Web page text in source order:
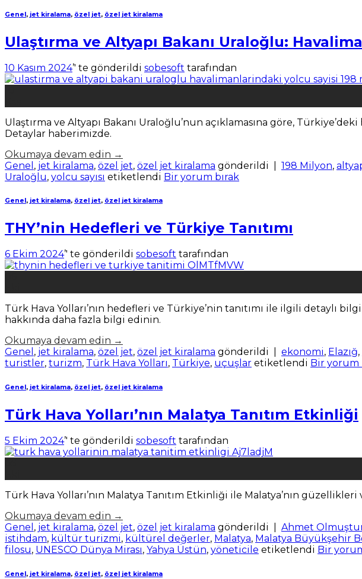
Genel, jet kiralama, özel jet, özel jet kiralama
Ulaştırma ve Altyapı Bakanı Uraloğlu:
10 Kasım 2024’' te gönderildi sobesoft tarafından
Ulaştırma ve Altyapı Bakanı Uraloğlu’nun açıklamasına göre,
Detaylar haberimizde.
Okumaya devam edin →
Genel , jet kiralama, özel jet, özel jet kiralama gönderildi 198 Milyon,
Uraloğlu, yolcu sayısı etiketlendi Bir yorum bırak
Genel , jet kiralama, özel jet, özel jet kiralama
THY’nin Hedefleri ve Türkiye Tanıtımı
6 Ekim 2024’' te gönderildi sobesoft tarafından
Türk Hava Yolları’nın hedefleri ve Türkiye’nin tanıtımı ile ilgili detaylı
hakkında daha fazla bilgi edinin.
Okumaya devam edin →
Genel , jet kiralama, özel jet, özel jet kiralama gönderildi ekonomi, Elazığ,
turistler, turizm, Türk Hava Yolları, Türkiye, uçuşlar etiketlendi Bir yorum
Genel , jet kiralama, özel jet, özel jet kiralama
Türk Hava Yolları’nın Malatya Tanıtım Etkinliği
5 Ekim 2024’' te gönderildi sobesoft tarafından
Türk Hava Yolları’nın Malatya Tanıtım Etkinliği ile Malatya’nın
Okumaya devam edin →
Genel , jet kiralama, özel jet, özel jet kiralama gönderildi Ahmet
istihdam, kültür turizmi, kültürel değerler, Malatya, Malatya Büyükşehir
filosu, UNESCO Dünya Mirası, Yahya Üstün, yöneticile etiketlendi Bir
Genel , jet kiralama, özel jet, özel jet kiralama